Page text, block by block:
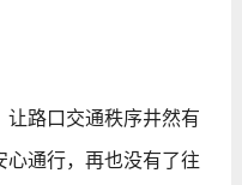
路口交通秩序井然有
心通行，再也没有了往